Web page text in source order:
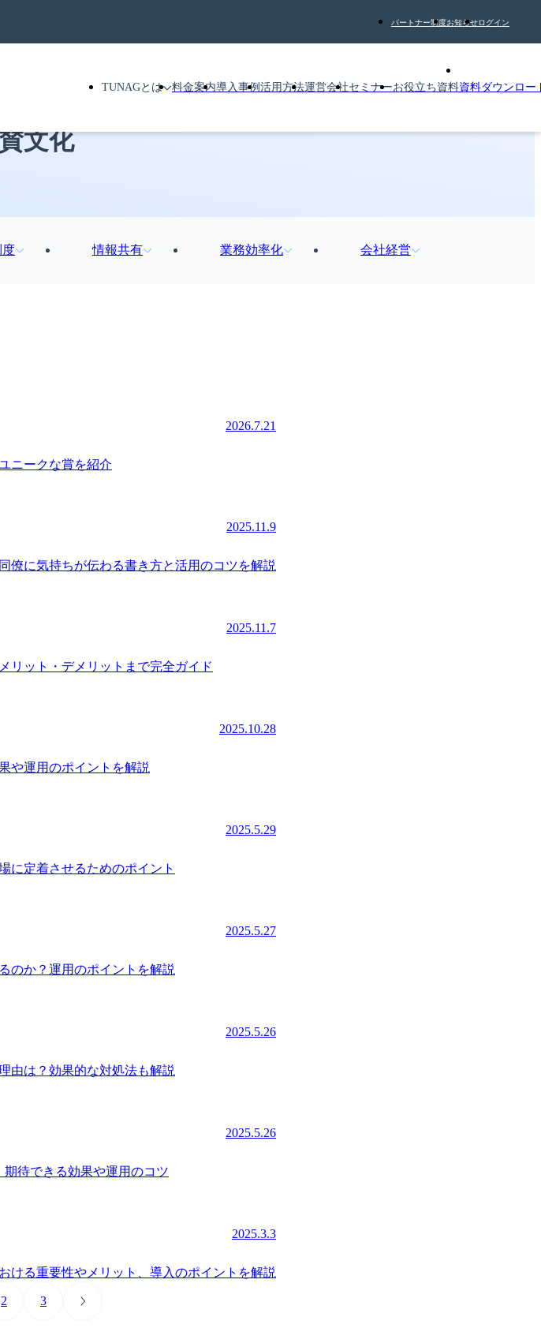
パートナー制度お知らせログイン
TUNAGとは 料金案内導入事例 活用方法運営会社セミナーお役立ち資料資料ダウンロー
文化
度 情報共有 業務効率化 会社経営
2026.7.21
ニークな賞を紹介
2025.11.9
僚に気持ちが伝わる書き方と活用のコツを解説
2025.11.7
リット・デメリットまで完全ガイド
2025.10.28
や運用のポイントを解説
2025.5.29
に定着させるためのポイント
2025.5.27
のか？運用のポイントを解説
2025.5.26
由は？効果的な対処法も解説
2025.5.26
待できる効果や運用のコツ
2025.3.3
ける重要性やメリット、導入のポイントを解説
2 3